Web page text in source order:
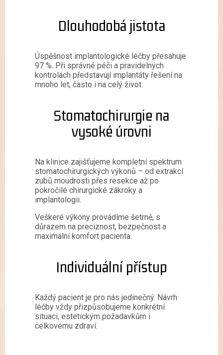
Dlouhodobá jistota
Úspěšnost implantologické léčby přesahuje
97 %. Při správné péči a pravidelných
kontrolách představují implantáty řešení na
mnoho let, často i na celý život.
Stomatochirurgie na
vysoké úrovni
Na klinice zajišťujeme kompletní spektrum
stomatochirurgických výkonů – od extrakcí
zubů moudrosti přes resekce až po
pokročilé chirurgické zákroky a
implantologii.
Veškeré výkony provádíme šetrně, s
důrazem na preciznost, bezpečnost a
maximální komfort pacienta.
Individuální přístup
Každý pacient je pro nás jedinečný. Návrh
léčby vždy přizpůsobujeme konkrétní
situaci, estetickým požadavkům i
celkovému zdraví.